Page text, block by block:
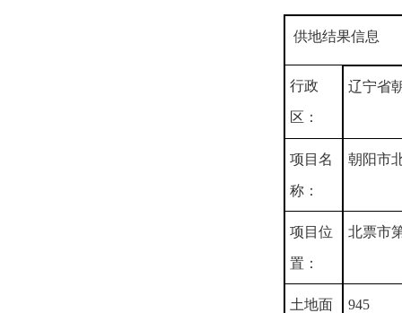
供地结果信息
行政
区：
辽宁省
项目名
称：
朝阳市
项目位
置：
北票市
土地面 945